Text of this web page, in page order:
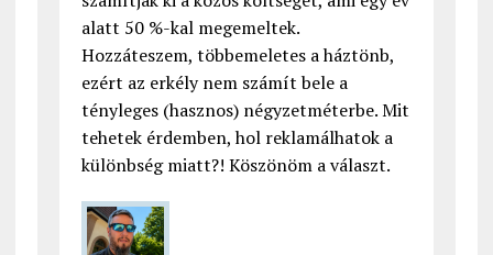
alatt 50 %-kal megemeltek.
Hozzáteszem, többemeletes a háztönb,
ezért az erkély nem számít bele a
tényleges (hasznos) négyzetméterbe. Mit
tehetek érdemben, hol reklamálhatok a
különbség miatt?! Köszönöm a választ.